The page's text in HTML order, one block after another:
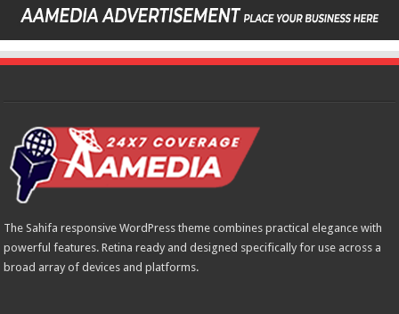
The Sahifa responsive WordPress theme combines practical elegance with
powerful features. Retina ready and designed specifically for use across a
broad array of devices and platforms.